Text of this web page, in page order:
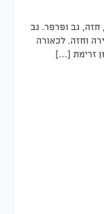
חזה, גב ופרפר. גב
וחזה. לכאורה
זרימת […]